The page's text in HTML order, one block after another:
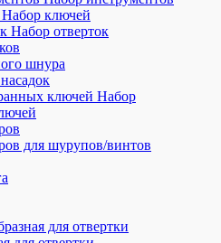
Набор ключей
Набор отверток
шнура
Набор
для шурупов/винтов
для отвертки